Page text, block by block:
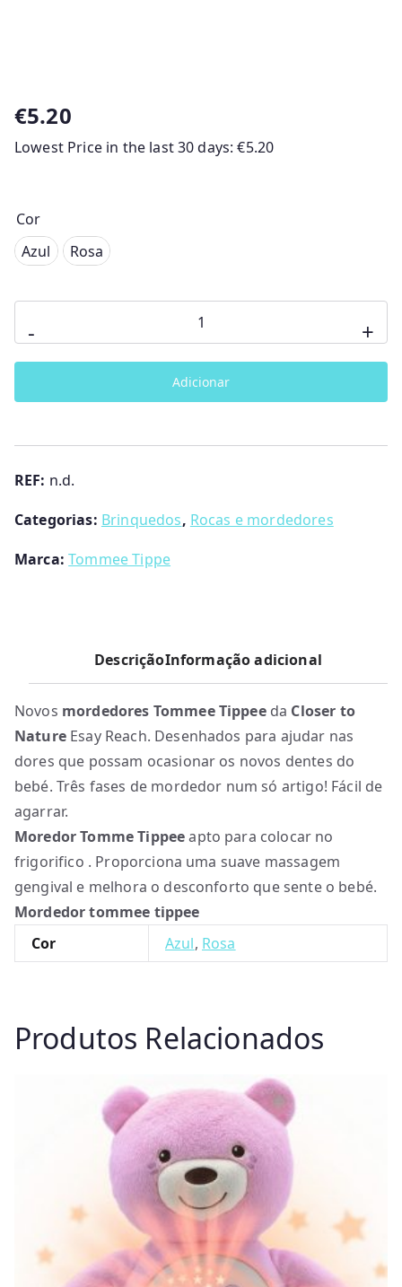
€5.20
Lowest Price in the last 30 days:€5.20
Cor
Rosa
Azul Rosa
-
de
Mordedor
+
Adicionar
REF: n.d.
Categorias: Brinquedos, Rocas e mordedores
Marca:Tommee Tippe
DescriçãoInformação adicional
Novos mordedores Tommee Tippeeda Closer to
NatureEsay Reach. Desenhados para ajudar nas
dores que possam ocasionar os novos dentes do
bebé. Três fases de mordedor num só artigo! Fácil de
agarrar.
Moredor Tomme Tippeeapto para colocar no
frigorifico . Proporciona uma suave massagem
gengival e melhora o desconforto que sente o bebé.
Mordedor tommee tippee
Cor
Azul, Rosa
Produtos Relacionados